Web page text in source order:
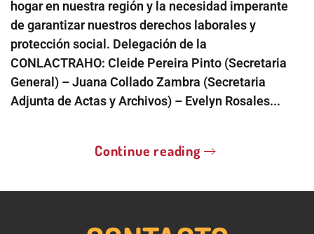
hogar en nuestra región y la necesidad imperante
de garantizar nuestros derechos laborales y
protección social. Delegación de la
CONLACTRAHO: Cleide Pereira Pinto (Secretaria
General) – Juana Collado Zambra (Secretaria
Adjunta de Actas y Archivos) – Evelyn Rosales...
Continue reading